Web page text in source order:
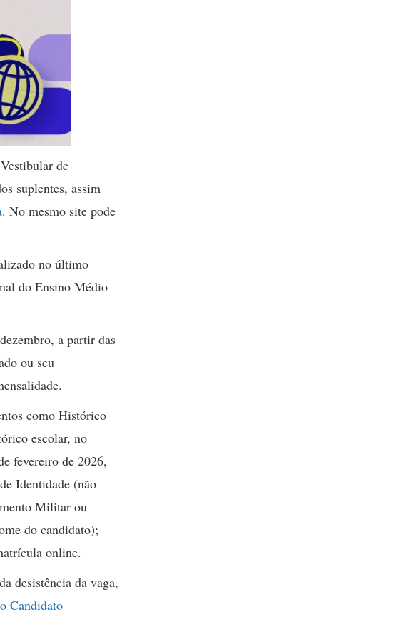
de
suplentes, assim
. No mesmo site pode
no último
do Ensino Médio
a partir das
ou seu
como Histórico
escolar, no
fevereiro de 2026,
Identidade (não
Militar ou
do candidato);
online.
desistência da vaga,
Candidato